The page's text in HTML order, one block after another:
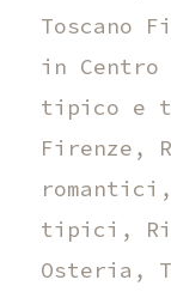
Toscano
in Centro
tipico e
Firenze ,
romantici ,
tipici ,
Osteria ,